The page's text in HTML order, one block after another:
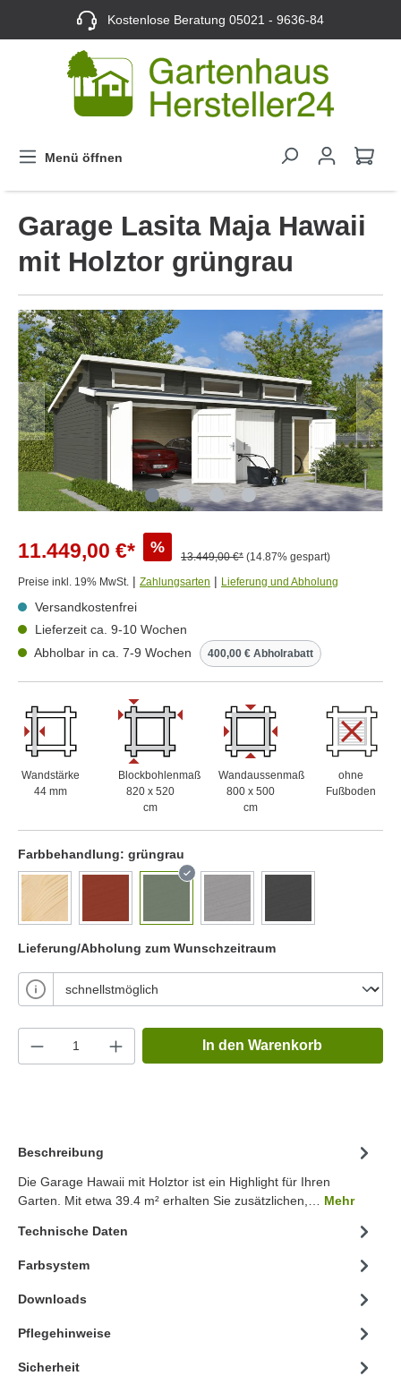
Kostenlose Beratung05021 - 9636-84
Menü öffnen
Garage Lasita Maja Hawaii
mit Holztor grüngrau
11.449,00 €* %
13.449,00 €* (14.87% gespart)
Preise inkl. 19% MwSt. | Zahlungsarten | Lieferung und Abholung
Versandkostenfrei
Lieferzeit ca. 9-10 Wochen
Abholbar in ca. 7-9 Wochen
400,00 € Abholrabatt
Wandstärke
44 mm
Blockbohlenmaß
820 x 520
cm
Wandaussenmaß
800 x 500
cm
ohne
Fußboden
Farbbehandlung: grüngrau
Lieferung/Abholung zum Wunschzeitraum
In den Warenkorb
Beschreibung
Die Garage Hawaii mit Holztor ist ein Highlight für Ihren
Garten. Mit etwa 39.4 m² erhalten Sie zusätzlichen,… Mehr
Technische Daten
Farbsystem
Downloads
Pflegehinweise
Sicherheit